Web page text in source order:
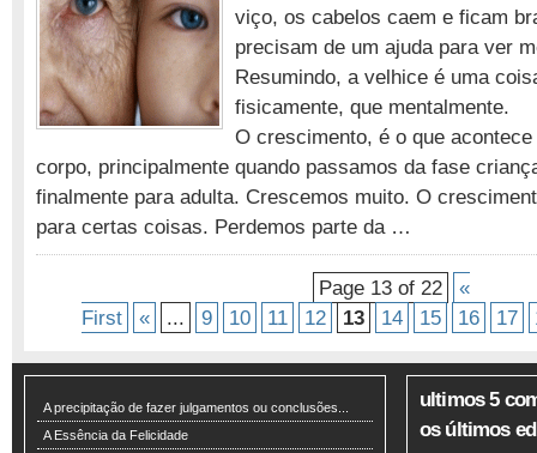
viço, os cabelos caem e ficam
precisam de um ajuda para ver
Resumindo, a velhice é uma
fisicamente, que mentalmente.
O crescimento, é o que
corpo, principalmente quando passamos da fase
finalmente para adulta. Crescemos muito. O
para certas coisas. Perdemos parte da …
Page 13 of 22
«
First
« ... 9 10 11 12 13 14 15 16 17
A precipitação de fazer julgamentos ou conclusões...
A Essência da Felicidade
ultimos 5
os últimos